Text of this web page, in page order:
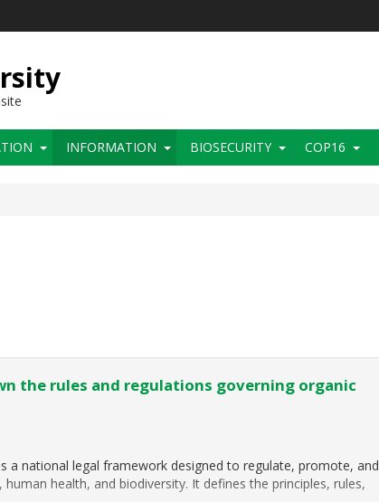
INFORMATION BIOSECURITY COP16
the rules and regulations governing organic
a national legal framework designed to regulate, promote, and
health, and biodiversity. It defines the principles, rules,